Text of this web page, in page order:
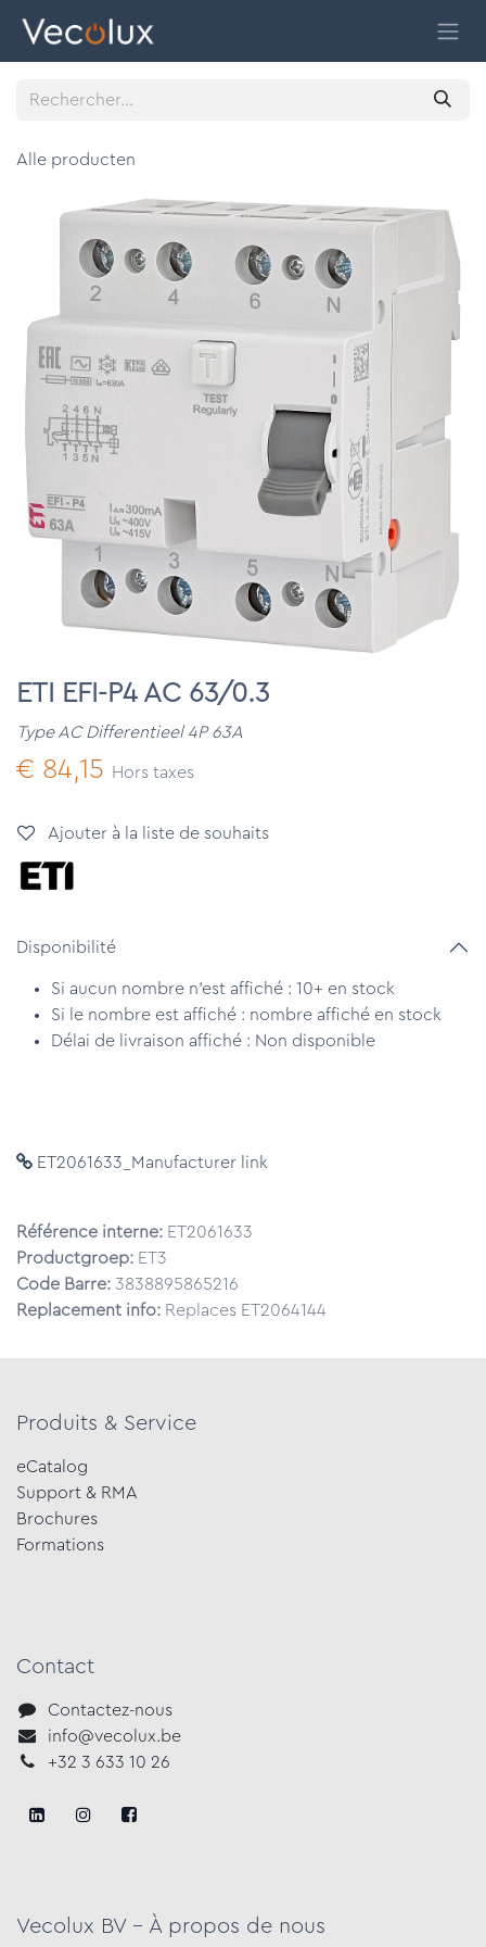
Alle producten
ETI EFI-P4 AC 63/0.3
Type AC Differentieel 4P 63A
€ 84,15 Hors taxes
Ajouter à la liste de souhaits
Disponibilité
Si aucun nombre n'est affiché : 10+ en stock
Si le nombre est affiché : nombre affiché en stock
Délai de livraison affiché : Non disponible
ET2061633_Manufacturer link
Référence interne: ET2061633
Productgroep: ET3
Code Barre: 3838895865216
Replacement info: Replaces ET2064144
Produits & Service
eCatalog
Support & RMA
Brochures
Formations​
Contact
Contactez-nous
info@vecolux.be
+3​2 3 633​ 10 ​2​6
Vecolux BV - À propos de nous